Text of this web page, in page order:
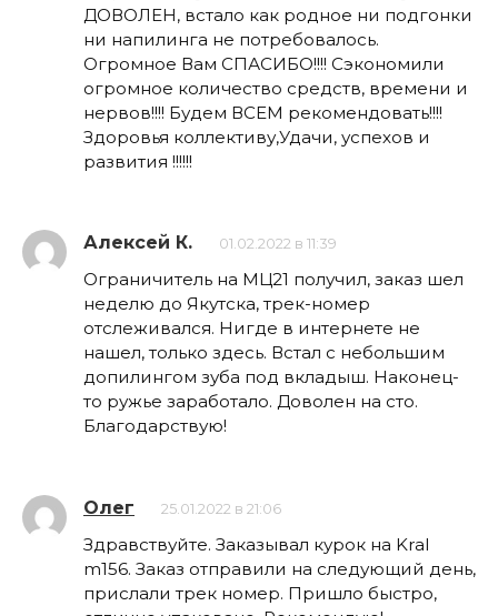
ДОВОЛЕН, встало как родное ни подгонки
ни напилинга не потребовалось.
Огромное Вам СПАСИБО!!!! Сэкономили
огромное количество средств, времени и
нервов!!!! Будем ВСЕМ рекомендовать!!!!
Здоровья коллективу,Удачи, успехов и
развития !!!!!!
Алексей К. 01.02.2022 в 11:39
Ограничитель на МЦ21 получил, заказ шел
неделю до Якутска, трек-номер
отслеживался. Нигде в интернете не
нашел, только здесь. Встал с небольшим
допилингом зуба под вкладыш. Наконец-
то ружье заработало. Доволен на сто.
Благодарствую!
Олег 25.01.2022 в 21:06
Здравствуйте. Заказывал курок на Kral
m156. Заказ отправили на следующий день,
прислали трек номер. Пришло быстро,